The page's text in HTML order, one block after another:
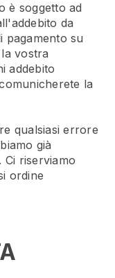
è soggetto ad
da
pagamento su
vostra
addebito
la
qualsiasi errore
già
riserviamo
ordine